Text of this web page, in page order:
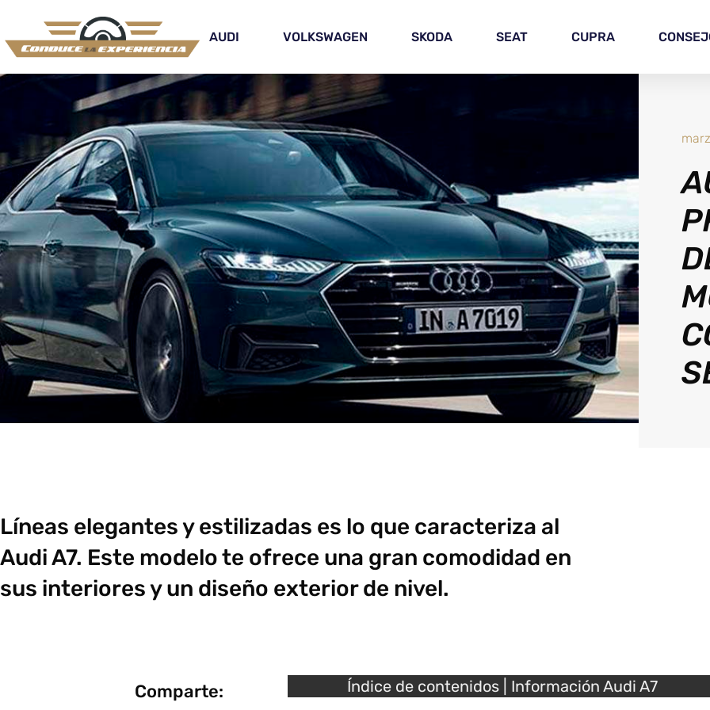
AUDI VOLKSWAGEN SKODA SEAT CUPRA
Líneas elegantes y estilizadas es lo que caracteriza al
Audi A7. Este modelo te ofrece una gran comodidad en
sus interiores y un diseño exterior de nivel.
Comparte: Índice de contenidos | Información Audi A7